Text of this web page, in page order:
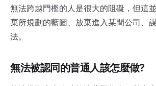
無法跨越門檻的人是很大的阻礙，但這
棄所規劃的藍圖、放棄進入某間公司、
法。
無法被認同的普通人該怎麼做?